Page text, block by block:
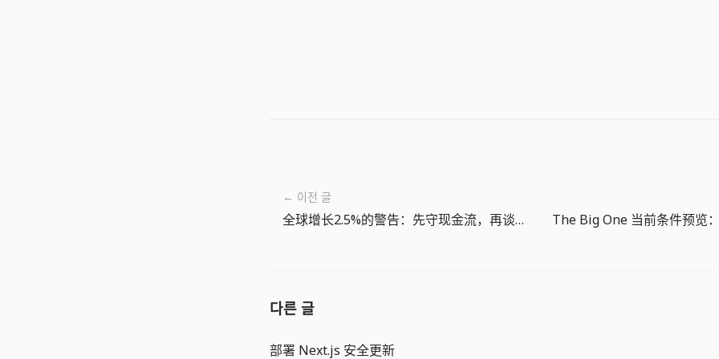
← 이전 글
全球增长2.5%的警告：先守现金流，再谈收入预测
다른 글
部署 Next.js 安全更新